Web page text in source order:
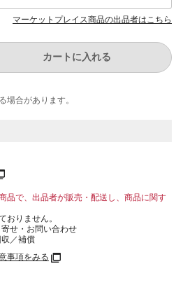
マーケットプレイス商品の出品者はこちら
カートに入れる
合が​あります。
品で、出品者が販売・配送し、商品に関す
おりません。
せ・お問い合わせ
／補償
事項をみる